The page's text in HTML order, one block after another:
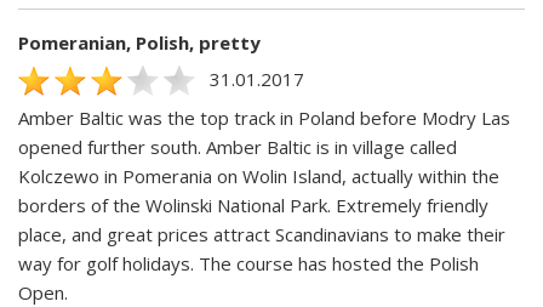
Pomeranian, Polish, pretty
31.01.2017
Amber Baltic was the top track in Poland before Modry Las
opened further south. Amber Baltic is in village called
Kolczewo in Pomerania on Wolin Island, actually within the
borders of the Wolinski National Park. Extremely friendly
place, and great prices attract Scandinavians to make their
way for golf holidays. The course has hosted the Polish
Open.